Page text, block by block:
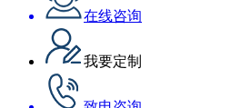
在线咨询
我要定制